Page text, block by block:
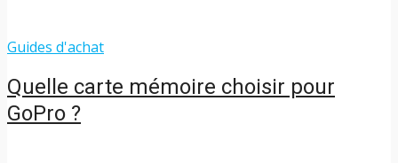
Guides d'achat
Quelle carte mémoire choisir pour
GoPro ?